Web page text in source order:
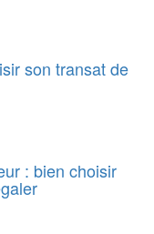
son transat de
: bien choisir